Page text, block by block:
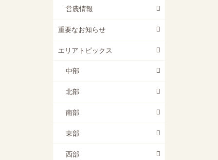
営農情報
重要なお知らせ
エリアトピックス
中部
北部
南部
東部
西部